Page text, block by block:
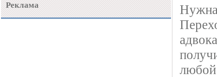
Реклама
Нужна
любой